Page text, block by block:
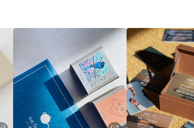
頁面後才首次下載 Pinkoi APP 並完成訂單，不